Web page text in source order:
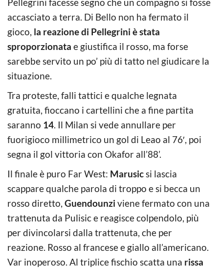
accasciato a terra. Di Bello non ha fermato il
gioco, la reazione di Pellegrini è stata
sproporzionata e giustifica il rosso, ma forse
sarebbe servito un po’ più di tatto nel giudicare la
situazione.
Tra proteste, falli tattici e qualche legnata
gratuita, fioccano i cartellini che a fine partita
saranno 14. Il Milan si vede annullare per
fuorigioco millimetrico un gol di Leao al 76′, poi
segna il gol vittoria con Okafor all’88’.
Il finale è puro Far West: Marusicsi lascia
scappare qualche parola di troppo e si becca un
rosso diretto, Guendounzi viene fermato con una
trattenuta da Pulisic e reagisce colpendolo, più
per divincolarsi dalla trattenuta, che per
reazione. Rosso al francese e giallo all’americano.
Var inoperoso. Al triplice fischio scatta una rissa